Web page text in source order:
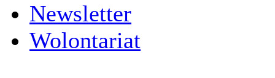
Newsletter
Wolontariat